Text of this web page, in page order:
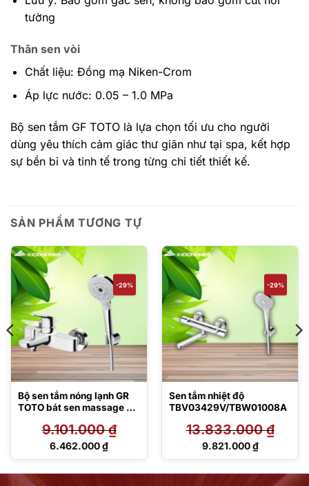
tường
Thân sen vòi
Chất liệu: Đồng mạ Niken-Crom
Áp lực nước: 0.05 – 1.0 MPa
Bộ sen tắm GF TOTO là lựa chọn tối ưu cho người
dùng yêu thích cảm giác thư giãn như tại spa, kết hợp
sự bền bỉ và tinh tế trong từng chi tiết thiết kế.
SẢN PHẨM TƯƠNG TỰ
-29%
Bộ sen tắm nóng lạnh GR
TOTO bát sen massage 3
TBG03302V/TBW01035V
9.101.000₫
Giá
6.462.000₫
Giá
-29%
Sen tắm nhiệt độ
TBV03429V/TBW01008A
13.833.000₫
Giá
13.833.000 ₫.
9.821.000₫
Giá